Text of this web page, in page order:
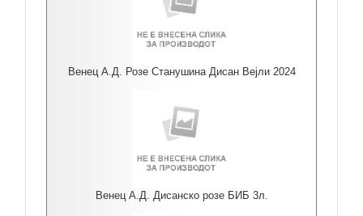
Венец А.Д. Розе Станушина Дисан Вејли 2024
Венец А.Д. Дисанско розе БИБ 3л.